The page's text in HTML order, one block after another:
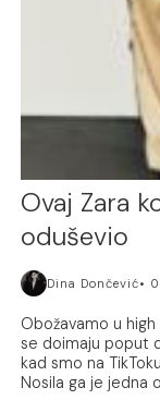
Ovaj Zara
oduševio
Dina Dončević
Obožavamo u
se doimaju poput
kad smo na
Nosila ga je jedna